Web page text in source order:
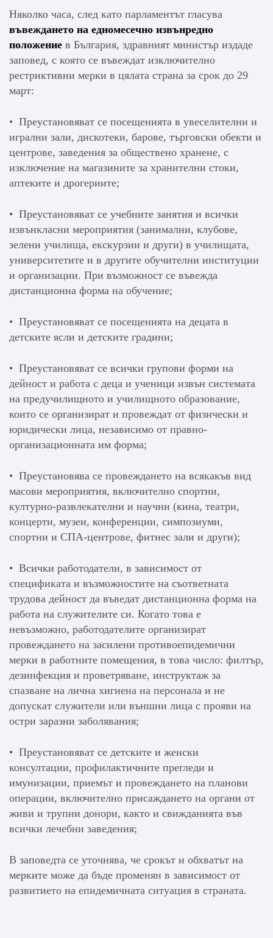
Няколко часа, след като парламентът гласува
въвеждането на едномесечно извънредно
положение в България, здравният министър издаде
заповед, с която се въвеждат изключително
рестриктивни мерки в цялата страна за срок до 29
март:
• Преустановяват се посещенията в увеселителни и
игрални зали, дискотеки, барове, търговски обекти и
центрове, заведения за обществено хранене, с
изключение на магазините за хранителни стоки,
аптеките и дрогериите;
• Преустановяват се учебните занятия и всички
извънкласни мероприятия (занимални, клубове,
зелени училища, екскурзии и други) в училищата,
университетите и в другите обучителни институции
и организации. При възможност се въвежда
дистанционна форма на обучение;
• Преустановяват се посещенията на децата в
детските ясли и детските градини;
• Преустановяват се всички групови форми на
дейност и работа с деца и ученици извън системата
на предучилищното и училищното образование,
които се организират и провеждат от физически и
юридически лица, независимо от правно-
организационната им форма;
• Преустановява се провеждането на всякакъв вид
масови мероприятия, включително спортни,
културно-развлекателни и научни (кина, театри,
концерти, музеи, конференции, симпозиуми,
спортни и СПА-центрове, фитнес зали и други);
• Всички работодатели, в зависимост от
спецификата и възможностите на съответната
трудова дейност да въведат дистанционна форма на
работа на служителите си. Когато това е
невъзможно, работодателите организират
провеждането на засилени противоепидемични
мерки в работните помещения, в това число: филтър,
дезинфекция и проветряване, инструктаж за
спазване на лична хигиена на персонала и не
допускат служители или външни лица с прояви на
остри заразни заболявания;
• Преустановяват се детските и женски
консултации, профилактичните прегледи и
имунизации, приемът и провеждането на планови
операции, включително присаждането на органи от
живи и трупни донори, както и свижданията във
всички лечебни заведения;
В заповедта се уточнява, че срокът и обхватът на
мерките може да бъде променян в зависимост от
развитието на епидемичната ситуация в страната.